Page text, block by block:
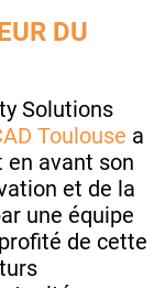
DU
Solutions
Toulouse a
avant son
et de la
une équipe
de cette